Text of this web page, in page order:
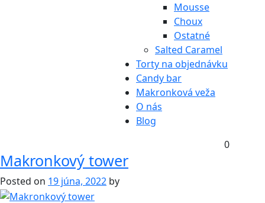
Mousse
Choux
Ostatné
Salted Caramel
Torty na objednávku
Candy bar
Makronková veža
O nás
Blog
0
Makronkový tower
Posted on 19 júna, 2022 by